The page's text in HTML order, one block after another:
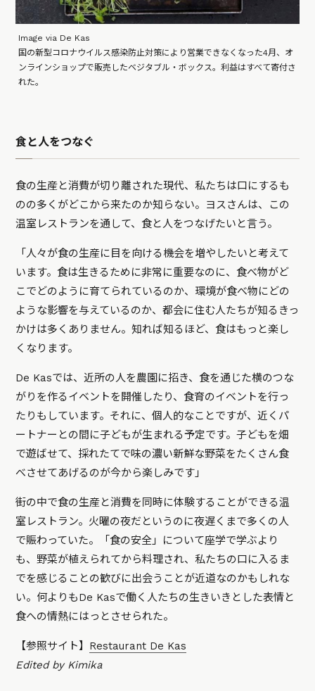
Image via De Kas
国の新型コロナウイルス感染防止対策により営業できなくなった4月、オ
ンラインショップで販売したベジタブル・ボックス。利益はすべて寄付さ
れた。
食と人をつなぐ
食の生産と消費が切り離された現代、私たちは口にするも
のの多くがどこから来たのか知らない。ヨスさんは、この
温室レストランを通して、食と人をつなげたいと言う。
「人々が食の生産に目を向ける機会を増やしたいと考えて
います。食は生きるために非常に重要なのに、食べ物がど
こでどのように育てられているのか、環境が食べ物にどの
ような影響を与えているのか、都会に住む人たちが知るきっ
かけは多くありません。知れば知るほど、食はもっと楽し
くなります。
De Kasでは、近所の人を農園に招き、食を通じた横のつな
がりを作るイベントを開催したり、食育のイベントを行っ
たりもしています。それに、個人的なことですが、近くパ
ートナーとの間に子どもが生まれる予定です。子どもを畑
で遊ばせて、採れたてで味の濃い新鮮な野菜をたくさん食
べさせてあげるのが今から楽しみです」
街の中で食の生産と消費を同時に体験することができる温
室レストラン。火曜の夜だというのに夜遅くまで多くの人
で賑わっていた。「食の安全」について座学で学ぶより
も、野菜が植えられてから料理され、私たちの口に入るま
でを感じることの歓びに出会うことが近道なのかもしれな
い。何よりもDe Kasで働く人たちの生きいきとした表情と
食への情熱にはっとさせられた。
【参照サイト】 Restaurant De Kas
Edited by Kimika